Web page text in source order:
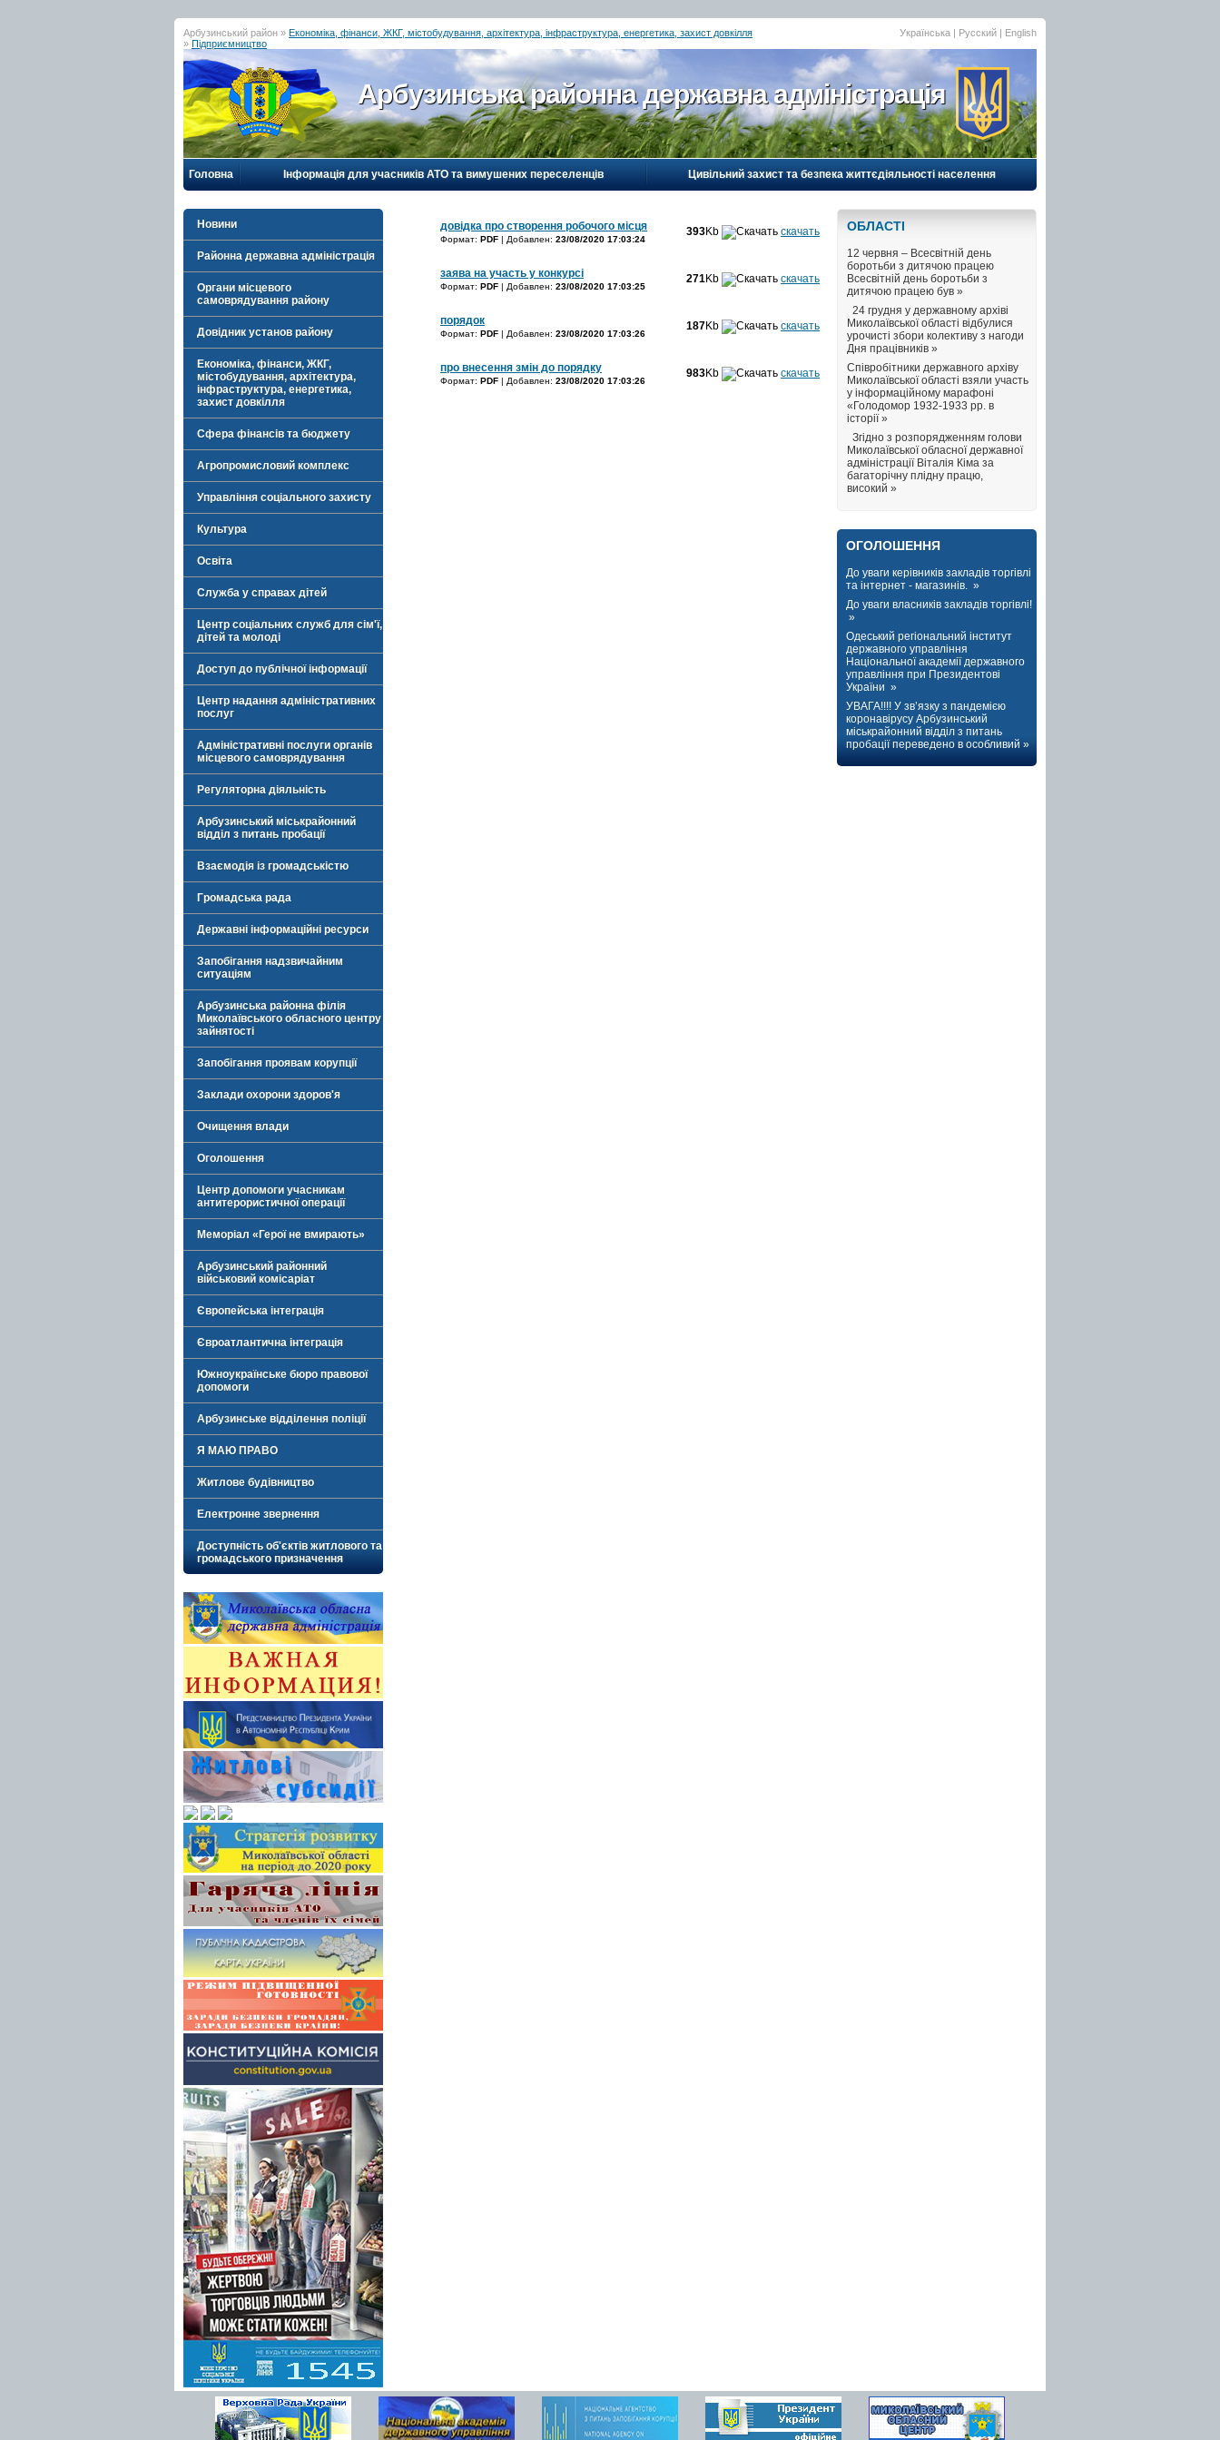
Арбузинський район » Економіка, фінанси, ЖКГ, містобудування, архітектура, інфраструктура, енергетика, захист довкілля
» Підприємництво
Українська | Русский | English
Арбузинська районна державна адміністрація
Головна Інформація для учасників АТО та вимушених переселенців Цивільний захист та безпека життєдіяльності населення
Новини
Районна державна адміністрація
Органи місцевого
самоврядування району
Довідник установ району
Економіка, фінанси, ЖКГ,
містобудування, архітектура,
інфраструктура, енергетика,
захист довкілля
Сфера фінансів та бюджету
Агропромисловий комплекс
Управління соціального захисту
Культура
Освіта
Служба у справах дітей
Центр соціальних служб для сім'ї,
дітей та молоді
Доступ до публічної інформації
Центр надання адміністративних
послуг
Адміністративні послуги органів
місцевого самоврядування
Регуляторна діяльність
Арбузинський міськрайонний
відділ з питань пробації
Взаємодія із громадськістю
Громадська рада
Державні інформаційні ресурси
Запобігання надзвичайним
ситуаціям
Арбузинська районна філія
Миколаївського обласного центру
зайнятості
Запобігання проявам корупції
Заклади охорони здоров'я
Очищення влади
Оголошення
Центр допомоги учасникам
антитерористичної операції
Меморіал «Герої не вмирають»
Арбузинський районний
військовий комісаріат
Європейська інтеграція
Євроатлантична інтеграція
Южноукраїнське бюро правової
допомоги
Арбузинське відділення поліції
Я МАЮ ПРАВО
Житлове будівництво
Електронне звернення
Доступність об'єктів житлового та
громадського призначення
довідка про створення робочого місця
Формат: PDF | Добавлен: 23/08/2020 17:03:24
393Kb скачать
заява на участь у конкурсі
Формат: PDF | Добавлен: 23/08/2020 17:03:25
271Kb скачать
порядок
Формат: PDF | Добавлен: 23/08/2020 17:03:26
187Kb скачать
про внесення змін до порядку
Формат: PDF | Добавлен: 23/08/2020 17:03:26
983Kb скачать
ОБЛАСТI
12 червня – Всесвітній день
боротьби з дитячою працею
Всесвітній день боротьби з
дитячою працею був »
24 грудня у державному архіві
Миколаївської області відбулися
урочисті збори колективу з нагоди
Дня працівників »
Співробітники державного архіву
Миколаївської області взяли участь
у інформаційному марафоні
«Голодомор 1932-1933 рр. в
історії »
Згідно з розпорядженням голови
Миколаївської обласної державної
адміністрації Віталія Кіма за
багаторічну плідну працю,
високий »
ОГОЛОШЕННЯ
До уваги керівників закладів торгівлі
та інтернет - магазинів. »
До уваги власників закладів торгівлі!
»
Одеський регіональний інститут
державного управління
Національної академії державного
управління при Президентові
України »
УВАГА!!!! У зв’язку з пандемією
коронавірусу Арбузинський
міськрайонний відділ з питань
пробації переведено в особливий »